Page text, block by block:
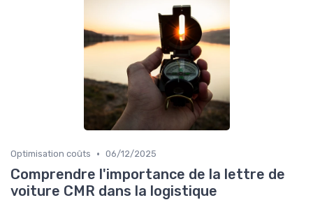
Optimisation coûts • 06/12/2025
Comprendre l'importance de la lettre de
voiture CMR dans la logistique